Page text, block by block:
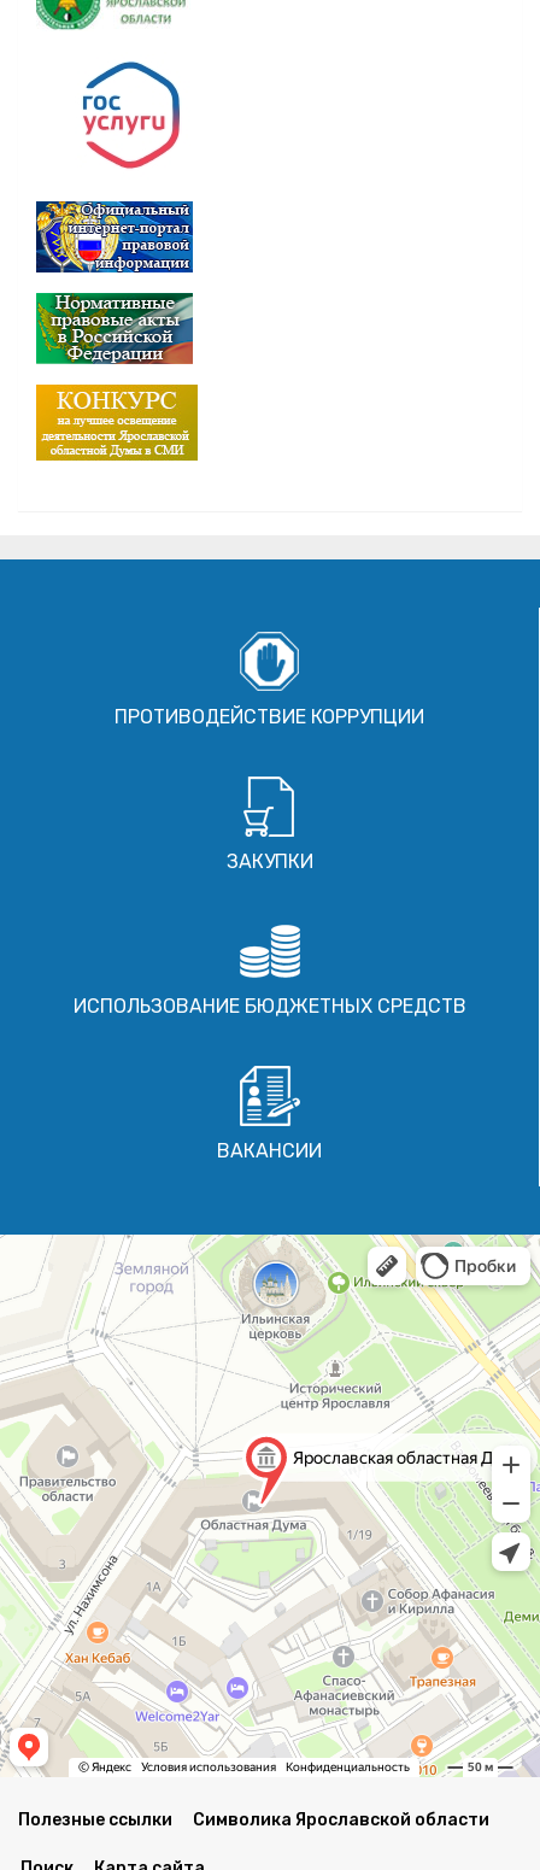
ПРОТИВОДЕЙСТВИЕ КОРРУПЦИИ
ЗАКУПКИ
ИСПОЛЬЗОВАНИЕ БЮДЖЕТНЫХ СРЕДСТВ
ВАКАНСИИ
Полезные ссылки Символика Ярославской области